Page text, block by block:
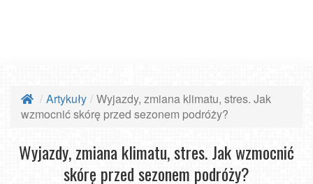
Artykuły
Wyjazdy, zmiana klimatu, stres. Jak
wzmocnić skórę przed sezonem podróży?
Wyjazdy, zmiana klimatu, stres. Jak wzmocnić
skórę przed sezonem podróży?